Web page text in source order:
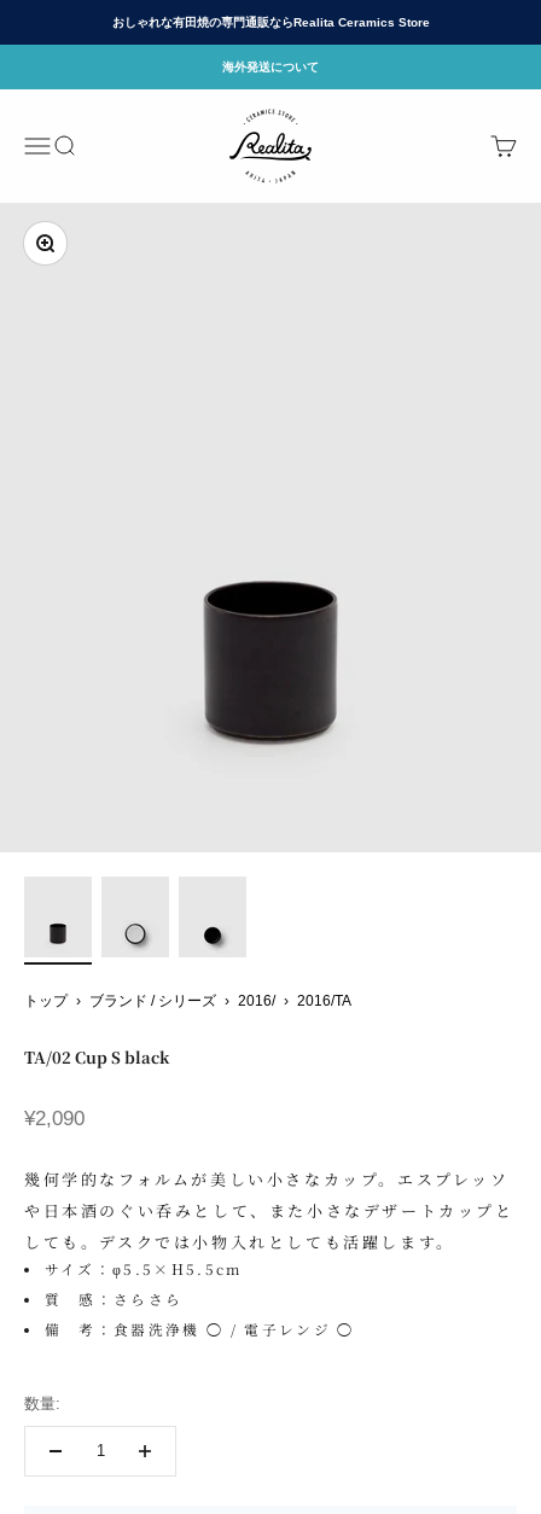
おしゃれな有田焼の専門通販ならRealita Ceramics Store
海外発送について
メニュー
検索
有田焼(ありたやき)の専門通販 Realita
カート
ズームイン
トップ › ブランド / シリーズ › 2016/ › 2016/TA
TA/02 Cup S black
セール価格
¥2,090
幾何学的なフォルムが美しい小さなカップ。エスプレッソ
や日本酒のぐい呑みとして、また小さなデザートカップと
しても。デスクでは小物入れとしても活躍します。
サイズ：φ5.5×H5.5cm
質 感：さらさら
備 考：食器洗浄機 ◯ / 電子レンジ ◯
数量: